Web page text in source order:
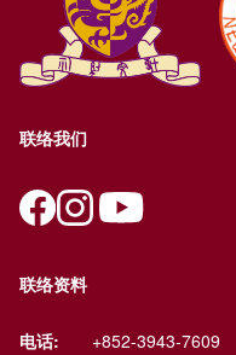
联络我们
联络资料
电话: +852-3943-7609